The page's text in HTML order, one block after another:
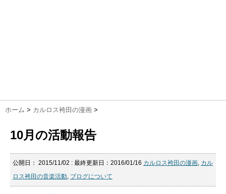
ホーム > カルロス袴田の漫画 >
10月の活動報告
公開日： 2015/11/02 : 最終更新日：2016/01/16 カルロス袴田の漫画 カル
ロス袴田の音楽活動 ブログについて